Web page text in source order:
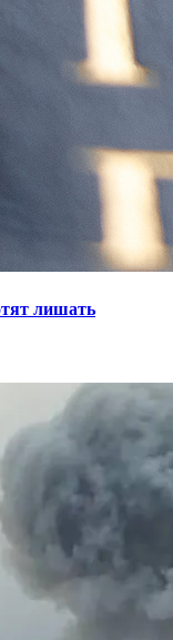
лишать